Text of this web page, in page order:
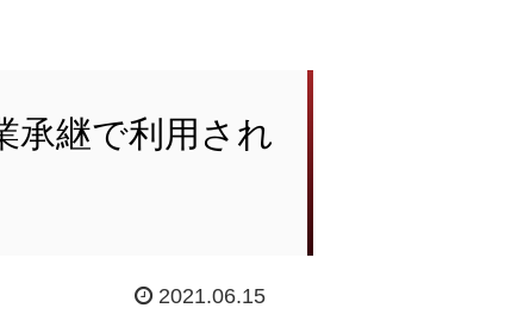
承継で利用され
2021.06.15